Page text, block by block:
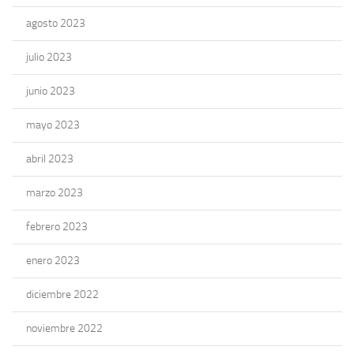
agosto 2023
julio 2023
junio 2023
mayo 2023
abril 2023
marzo 2023
febrero 2023
enero 2023
diciembre 2022
noviembre 2022